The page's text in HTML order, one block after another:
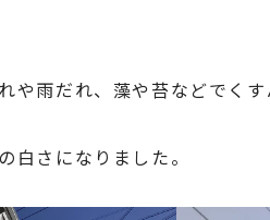
や雨だれ、藻や苔などでくす
白さになりました。